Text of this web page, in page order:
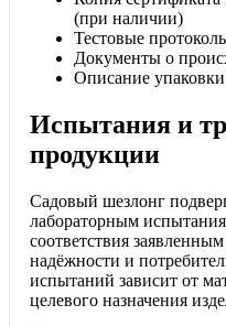
(при наличии)
Тестовые
Документы о
Описание
Испытания и
продукции
Садовый шезлонг
лабораторным
соответствия
надёжности и
испытаний зависит от
целевого назначения